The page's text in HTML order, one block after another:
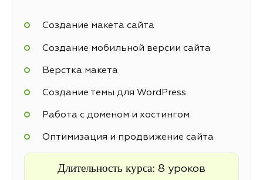
Создание макета сайта
Создание мобильной версии сайта
Верстка макета
Создание темы для WordPress
Работа с доменом и хостингом
Оптимизация и продвижение сайта
Длительность курса: 8 уроков